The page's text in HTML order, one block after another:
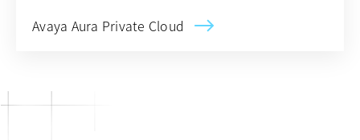
Avaya Aura Private Cloud